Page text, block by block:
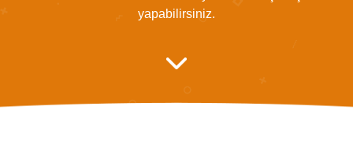
yapabilirsiniz.